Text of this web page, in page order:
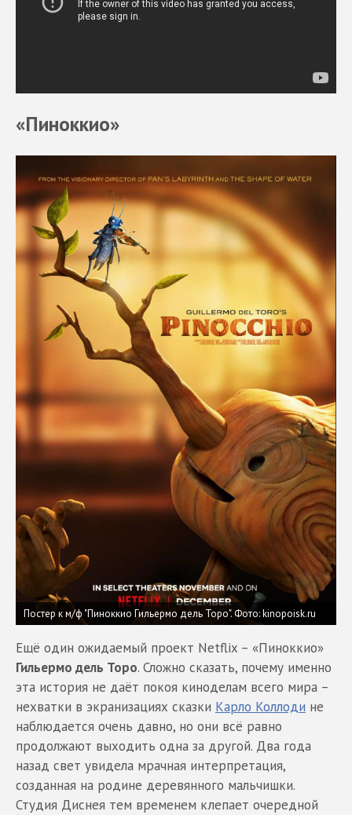
«Пиноккио»
Постер к м/ф "Пиноккио Гильермо дель Торо".Фото: kinopoisk.ru
Ещё один ожидаемый проект Netflix – «Пиноккио»
Гильермо дель Торо. Сложно сказать, почему именно
эта история не даёт покоя киноделам всего мира –
нехватки в экранизациях сказки Карло Коллоди не
наблюдается очень давно, но они всё равно
продолжают выходить одна за другой. Два года
назад свет увидела мрачная интерпретация,
созданная на родине деревянного мальчишки.
Студия Диснея тем временем клепает очередной